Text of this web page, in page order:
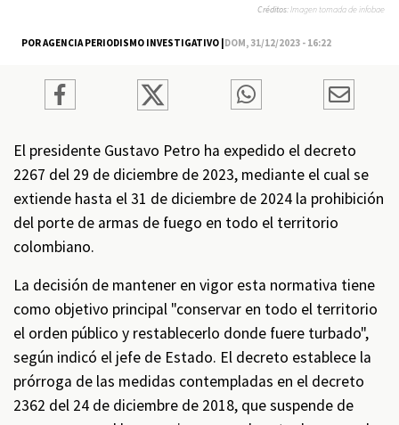
POR AGENCIA PERIODISMO INVESTIGATIVO |DOM, 31/12/2023 - 16:22
Créditos:Imagen tomada de infobae
El presidente Gustavo Petro ha expedido el decreto
2267 del 29 de diciembre de 2023, mediante el cual se
extiende hasta el 31 de diciembre de 2024 la prohibición
del porte de armas de fuego en todo el territorio
colombiano.
La decisión de mantener en vigor esta normativa tiene
como objetivo principal "conservar en todo el territorio
el orden público y restablecerlo donde fuere turbado",
según indicó el jefe de Estado. El decreto establece la
prórroga de las medidas contempladas en el decreto
2362 del 24 de diciembre de 2018, que suspende de